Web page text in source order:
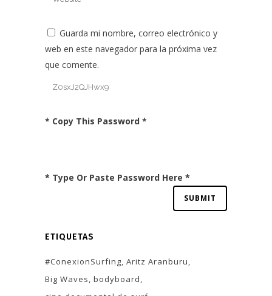
Guarda mi nombre, correo electrónico y
web en este navegador para la próxima vez
que comente.
* Copy This Password *
* Type Or Paste Password Here *
ETIQUETAS
#ConexionSurfing Aritz Aranburu
Big Waves bodyboard